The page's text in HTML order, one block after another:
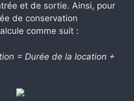
et de sortie. Ainsi, pour
de conservation
comme suit :
= Durée de la location +